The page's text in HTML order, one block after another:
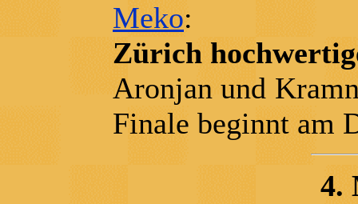
Meko:
Zürich
Aronjan und
Finale beginnt am
4.